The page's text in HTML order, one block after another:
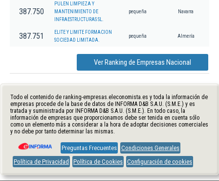
387.750
PULEN LIMPIEZA Y
MANTENIMIENTO DE
INFRAESTRUCTURAS SL.
pequeña Navarra
387.751
ELITE Y LIMITE FORMACION
SOCIEDAD LIMITADA.
pequeña Almería
Ver Ranking de Empresas Nacional
Todo el contenido de ranking-empresas.eleconomista.es y toda la información de
empresas procede de la base de datos de INFORMA D&B S.A.U. (S.M.E.) y es
tratada y suministrada por INFORMA D&B S.A.U. (S.M.E.). En todo caso, la
información de empresas que proporcionamos debe ser tenida en cuenta sólo
como un elemento más a considerar a la hora de adoptar decisiones comerciales
y no debe por tanto determinar las mismas.
Preguntas Frecuentes Condiciones Generales
Política de Privacidad
Política de Cookies Configuración de cookies